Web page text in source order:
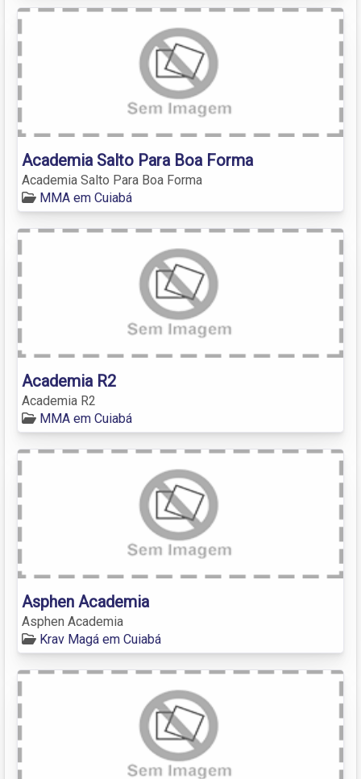
Academia Salto Para Boa Forma
Academia Salto Para Boa Forma
MMA em Cuiabá
Academia R2
Academia R2
MMA em Cuiabá
Asphen Academia
Asphen Academia
Krav Magá em Cuiabá